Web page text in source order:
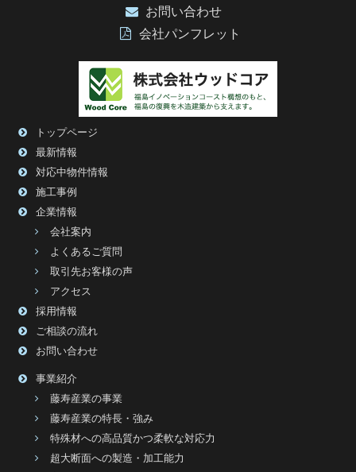
お問い合わせ
会社パンフレット
トップページ
最新情報
対応中物件情報
施工事例
企業情報
会社案内
よくあるご質問
取引先お客様の声
アクセス
採用情報
ご相談の流れ
お問い合わせ
事業紹介
藤寿産業の事業
藤寿産業の特長・強み
特殊材への高品質かつ柔軟な対応力
超大断面への製造・加工能力